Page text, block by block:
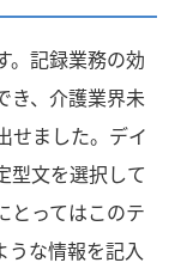
。記録業務の効
き、介護業界未
せました。デイ
型文を選択して
とってはこのテ
うな情報を記入